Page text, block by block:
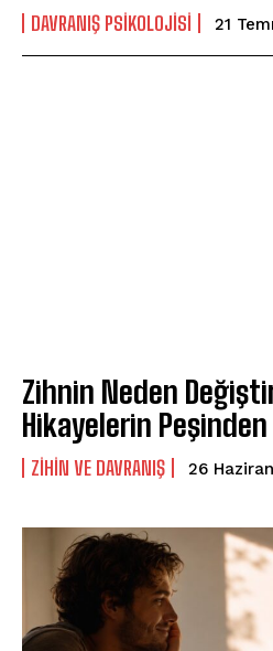
DAVRANIŞ PSIKOLOJISI 21
Zihnin Neden
Hikayelerin
⁠ZIHIN VE DAVRANIŞ 26